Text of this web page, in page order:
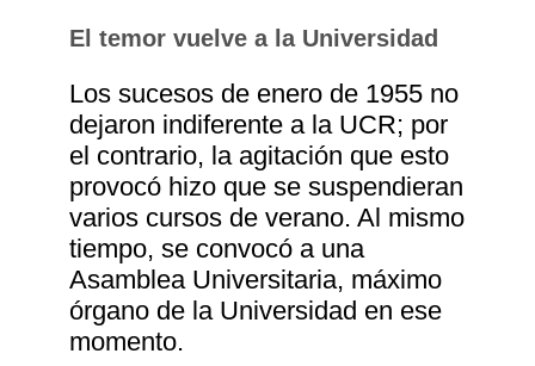
El temor vuelve a la Universidad
Los sucesos de enero de 1955 no
dejaron indiferente a la UCR; por
el contrario, la agitación que esto
provocó hizo que se suspendieran
varios cursos de verano. Al mismo
tiempo, se convocó a una
Asamblea Universitaria, máximo
órgano de la Universidad en ese
momento.